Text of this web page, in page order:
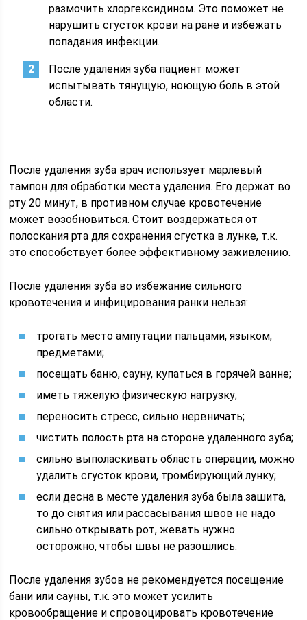
размочить хлоргексидином. Это поможет не
нарушить сгусток крови на ране и избежать
попадания инфекции.
После удаления зуба пациент может
испытывать тянущую, ноющую боль в этой
области.
После удаления зуба врач использует марлевый
тампон для обработки места удаления. Его держат во
рту 20 минут, в противном случае кровотечение
может возобновиться. Стоит воздержаться от
полоскания рта для сохранения сгустка в лунке, т.к.
это способствует более эффективному заживлению.
После удаления зуба во избежание сильного
кровотечения и инфицирования ранки нельзя:
трогать место ампутации пальцами, языком,
предметами;
посещать баню, сауну, купаться в горячей ванне;
иметь тяжелую физическую нагрузку;
переносить стресс, сильно нервничать;
чистить полость рта на стороне удаленного зуба;
сильно выполаскивать область операции, можно
удалить сгусток крови, тромбирующий лунку;
если десна в месте удаления зуба была зашита,
то до снятия или рассасывания швов не надо
сильно открывать рот, жевать нужно
осторожно, чтобы швы не разошлись.
После удаления зубов не рекомендуется посещение
бани или сауны, т.к. это может усилить
кровообращение и спровоцировать кровотечение